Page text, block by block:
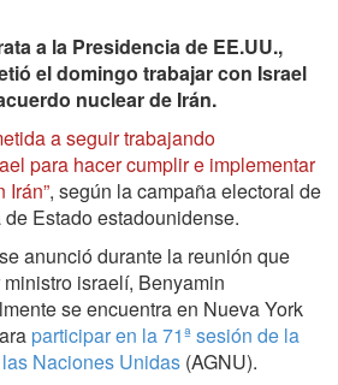
a la Presidencia de EE.UU.,
el domingo trabajar con Israel
nuclear de Irán.
a seguir trabajando
para hacer cumplir e implementar
Irán”, según la campaña electoral de
Estado estadounidense.
anunció durante la reunión que
israelí, Benyamin
se encuentra en Nueva York
participar en la 71ª sesión de la
Naciones Unidas (AGNU).